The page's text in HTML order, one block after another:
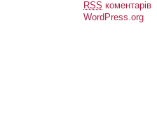
RSS коментарів
WordPress.org